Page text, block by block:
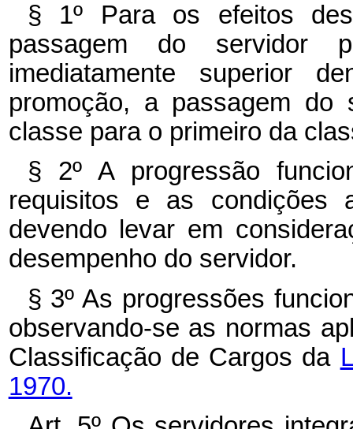
§ 1º Para os efeitos
passagem do servidor
imediatamente superior
promoção, a passagem
classe para o primeiro da
§ 2º A progressão
requisitos e as condições
devendo levar em
desempenho do servidor.
§ 3º As progressões
observando-se as normas
Classificação de Cargos da
1970.